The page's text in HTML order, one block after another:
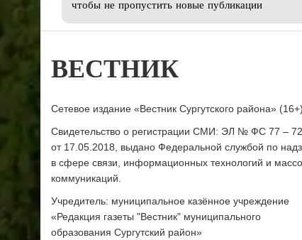
чтобы не пропустить новые публикации
ВЕСТНИК
Сетевое издание «Вестник Сургутского района» (16+)
Свидетельство о регистрации СМИ: ЭЛ № ФС 77 –
от 17.05.2018, выдано Федеральной службой по
в сфере связи, информационных технологий и
коммуникаций.
Учредитель: муниципальное казённое учреждение
«Редакция газеты "Вестник" муниципального
образования Сургутский район»